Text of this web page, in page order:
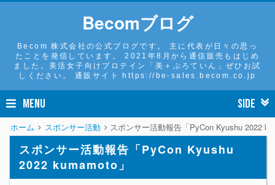
Becomブログ
Becom 株式会社の公式ブログです。 主に代表が日々の思っ
たことを発信しています。 2021年8月から通信販売もはじめ
ました。美活女子向けプロテイン「美＋ぷろていん」ぜひお試
しください。 通販サイト https://be-sales.becom.co.jp
MENU SIDE
ホーム スポンサー活動 スポンサー活動報告「PyCon Kyushu 2022
スポンサー活動報告「PyCon Kyushu
2022 kumamoto」